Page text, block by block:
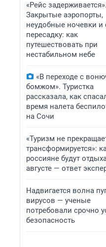
«Рейс задерживается».
Закрытые аэропорты,
неудобные ночевки и
пересадку: как
путешествовать при
нестабильном небе
«В переходе с
бомжом». Туристка
рассказала, как
время налета
на Сочи
«Туризм не
трансформируется»:
россияне будут
августе — ответ
Надвигается волна
вирусов — ученые
потребовали срочно
безопасность